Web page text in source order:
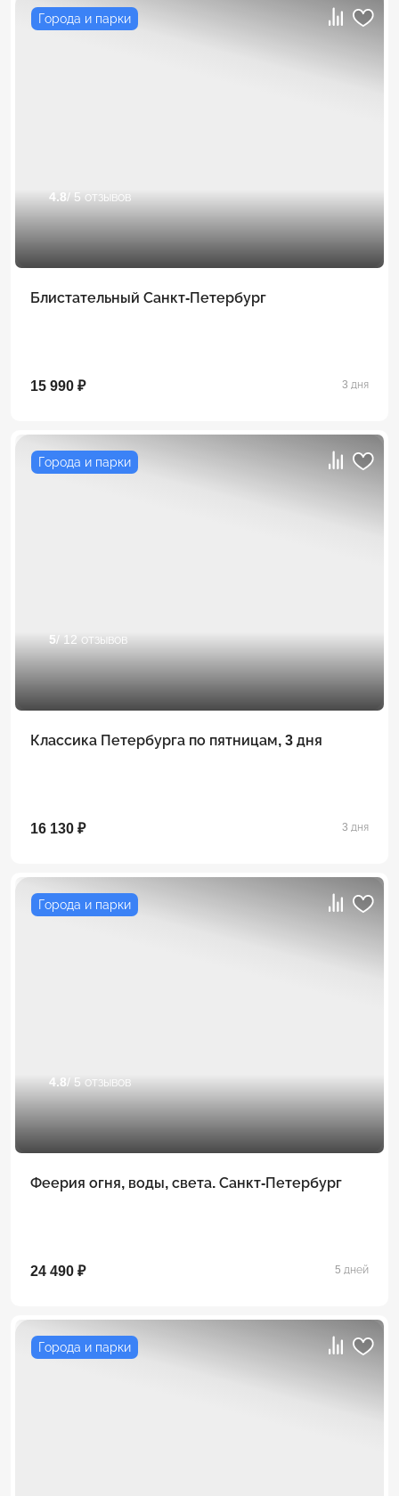
Города и парки
4.8/ 5 отзывов
Блистательный Санкт-Петербург
15 990 ₽ 3 дня
Города и парки
5/ 12 отзывов
Классика Петербурга по пятницам, 3 дня
16 130 ₽ 3 дня
Города и парки
4.8/ 5 отзывов
Феерия огня, воды, света. Санкт-Петербург
24 490 ₽ 5 дней
Города и парки